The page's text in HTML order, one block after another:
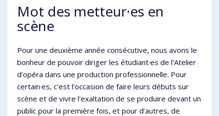
Mot des metteur·es en
scène
Pour une deuxième année consécutive, nous avons le
bonheur de pouvoir diriger les étudiant·es de l'Atelier
d'opéra dans une production professionnelle. Pour
certain·es, c'est l'occasion de faire leurs débuts sur
scène et de vivre l'exaltation de se produire devant un
public pour la première fois, et pour d’autres, de